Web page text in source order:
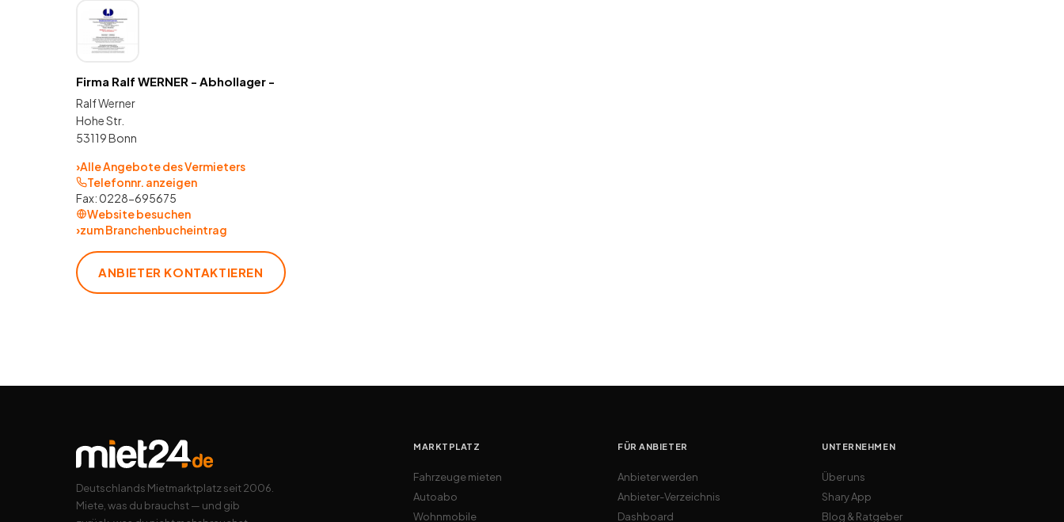
Firma Ralf WERNER - Abhollager -
Ralf Werner
Hohe Str.
53119 Bonn
›Alle Angebote des Vermieters
Telefonnr. anzeigen
Fax:0228-695675
Website besuchen
›zum Branchenbucheintrag
ANBIETER KONTAKTIEREN
Deutschlands Mietmarktplatz seit 2006.
Miete, was du brauchst — und gib
MARKTPLATZ
Fahrzeuge mieten
Autoabo
Wohnmobile
FÜR ANBIETER
Anbieter werden
Anbieter-Verzeichnis
Dashboard
UNTERNEHMEN
Über uns
Shary App
Blog & Ratgeber